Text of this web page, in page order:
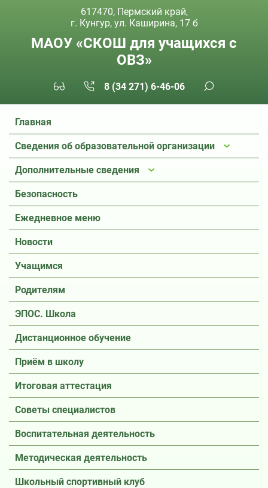
617470, Пермский край,
г. Кунгур, ул. Каширина, 17 б
МАОУ «СКОШ для учащихся с
ОВЗ»
8 (34 271) 6-46-06
Главная
Сведения об образовательной организации
Дополнительные сведения
Безопасность
Ежедневное меню
Новости
Учащимся
Родителям
ЭПОС. Школа
Дистанционное обучение
Приём в школу
Итоговая аттестация
Советы специалистов
Воспитательная деятельность
Методическая деятельность
Школьный спортивный клуб